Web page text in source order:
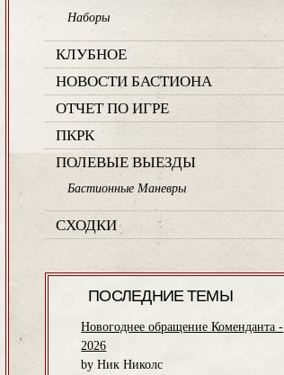
Наборы
КЛУБНОЕ
НОВОСТИ БАСТИОНА
ОТЧЕТ ПО ИГРЕ
ПКРК
ПОЛЕВЫЕ ВЫЕЗДЫ
Бастионные Маневры
СХОДКИ
ПОСЛЕДНИЕ ТЕМЫ
Новогоднее обращение Коменданта -
2026
by Ник Николс